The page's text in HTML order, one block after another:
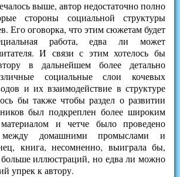
выше, автор недостаточно полно
стороны социальной структуры
Его оговорка, что этим сюжетам будет
работа, едва ли может
И связи с этим хотелось бы
в дальнейшем более детально
социальные слои кочевых
и их взаимодействие в структуре
бы также чтобы раздел о развитии
был подкреплен более широким
и четче было проведено
между домашними промыслами и
книга, несомненно, выиграла бы,
иллюстраций, но едва ли можно
упрек к автору.